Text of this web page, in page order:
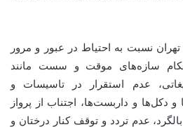
نسبت به احتیاط در عبور و مرور
سازه‌های موقت و سست مانند
عدم استقرار در تاسیسات و
دکل‌ها و داربست‌ها، اجتناب از پرواز
عدم تردد و توقف کنار درختان و